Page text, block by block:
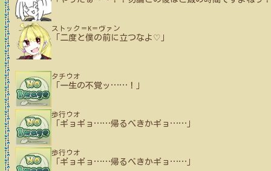
ストック＝K＝ヴァン
「二度と僕の前に立つなよ♡」
タチウオ
「一生の不覚ッ …… ！」
歩行ウオ
「ギョギョ ……帰るべきかギョ ……
歩行ウオ
「ギョギョ ……帰るべきかギョ ……